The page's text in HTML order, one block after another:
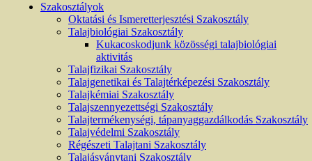
Szakosztályok
Oktatási és Ismeretterjesztési Szakosztály
Talajbiológiai Szakosztály
Kukacoskodjunk közösségi talajbiológiai
aktivitás
Talajfizikai Szakosztály
Talajgenetikai és Talajtérképezési Szakosztály
Talajkémiai Szakosztály
Talajszennyezettségi Szakosztály
Talajtermékenységi, tápanyaggazdálkodás Szakosztály
Talajvédelmi Szakosztály
Régészeti Talajtani Szakosztály
Talajásványtani Szakosztály